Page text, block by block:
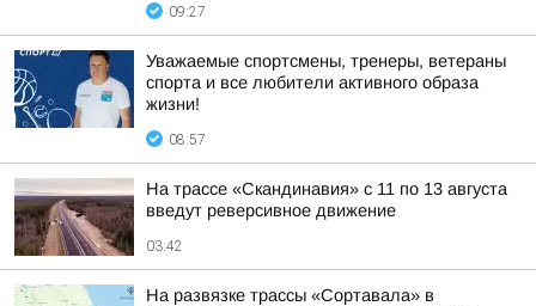
09:27
Уважаемые спортсмены, тренеры, ветераны
спорта и все любители активного образа
жизни!
08:57
На трассе «Скандинавия» с 11 по 13 августа
введут реверсивное движение
03:42
На развязке трассы «Сортавала» в